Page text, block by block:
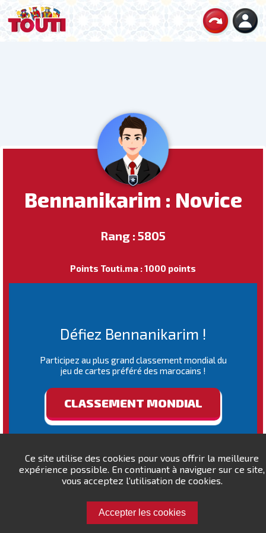
Ce site utilise des cookies pour vous offrir la meilleure
expérience possible. En continuant à naviguer sur ce site,
vous acceptez l'utilisation de cookies.
Accepter les cookies
Bennanikarim : Novice
Rang : 5805
Points Touti.ma : 1000 points
Défiez Bennanikarim !
Participez au plus grand classement mondial du
jeu de cartes préféré des marocains !
CLASSEMENT MONDIAL